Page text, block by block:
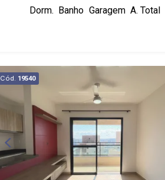
portaria remota, piscina, elevador,
academia Pacer, Shopping Iguatemi
Pão de Açúcar.
Dorm. Banho Garagem A. Total
Cód. 19540